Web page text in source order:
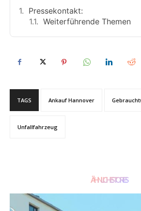
Pressekontakt:
Weiterführende Themen
TAGS Ankauf Hannover
Unfallfahrzeug
ÄHNLICHE STORIES